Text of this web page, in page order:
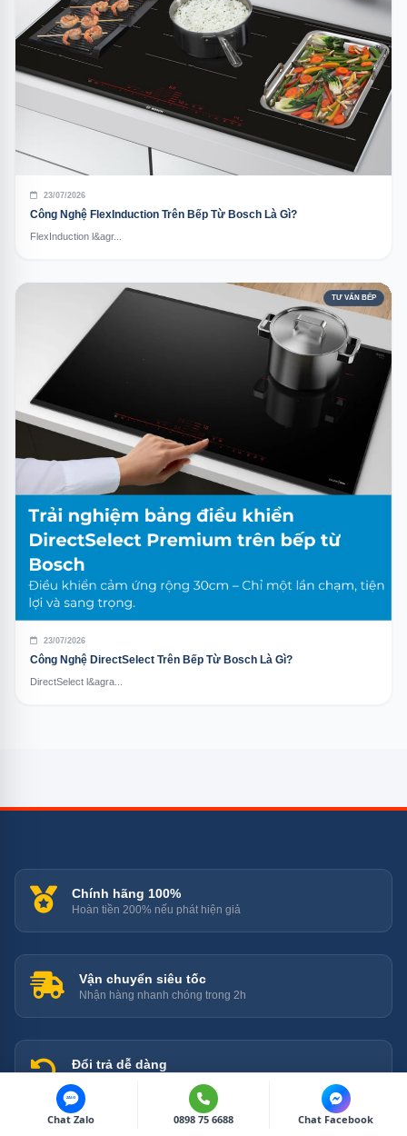
23/07/2026
Công Nghệ FlexInduction Trên Bếp Từ Bosch Là Gì?
FlexInduction l&agr...
TƯ VẤN BẾP
23/07/2026
Công Nghệ DirectSelect Trên Bếp Từ Bosch Là Gì?
DirectSelect l&agra...
Chính hãng 100%
Hoàn tiền 200% nếu phát hiện giả
Vận chuyển siêu tốc
Nhận hàng nhanh chóng trong 2h
Đổi trả dễ dàng
ZALO
Chat Zalo 0898 75 6688 Chat Facebook